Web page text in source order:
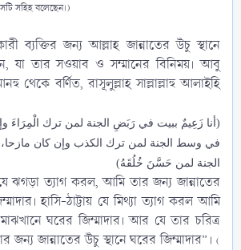
সহিহ বলেছেন।)
ব্যক্তির জন্য আল্লাহ জান্নাতের উঁচু স্থানে
যা তার সওয়াব ও সম্মানের বিনিময়। আবু
থেকে বর্ণিত, রাসূলুল্লাহ সাল্লাল্লাহু আলাইহি
(أنا زَعِيمٌ ببيت في رَبَضِ الجنة لمن ترك الْمِرَاءَ
في وسط الجنة لمن ترك الكذب وإن كان
الجنة لمن حَسَّنَ خُلُقَهُ)
ঝগড়া ত্যাগ করল, আমি তার জন্য জান্নাতের
হাসি-ঠাট্টায় যে মিথ্যা ত্যাগ করল আমি
ঘরের জিম্মাদার। আর যে তার চরিত্র
জান্নাতের উঁচু স্থানে ঘরের জিম্মাদার”। (